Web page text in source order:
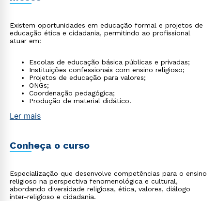
Existem oportunidades em educação formal e projetos de
educação ética e cidadania, permitindo ao profissional
atuar em:
Escolas de educação básica públicas e privadas;
Instituições confessionais com ensino religioso;
Projetos de educação para valores;
ONGs;
Coordenação pedagógica;
Produção de material didático.
Ler mais
Conheça o curso
Especialização que desenvolve competências para o ensino
religioso na perspectiva fenomenológica e cultural,
abordando diversidade religiosa, ética, valores, diálogo
inter-religioso e cidadania.